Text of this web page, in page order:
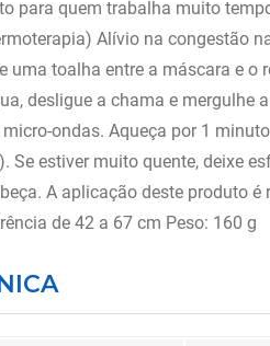
para quem trabalha muito
Alívio na congestão
uma toalha entre a máscara e o
desligue a chama e mergulhe
ondas. Aqueça por 1
Se estiver muito quente, deixe
A aplicação deste produto
de 42 a 67 cm Peso: 160 g